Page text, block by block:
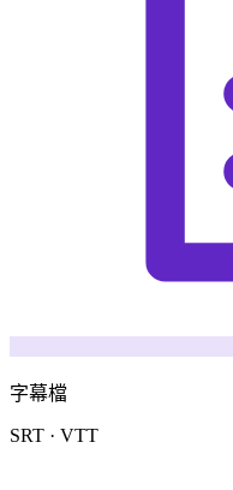
字幕檔
SRT · VTT